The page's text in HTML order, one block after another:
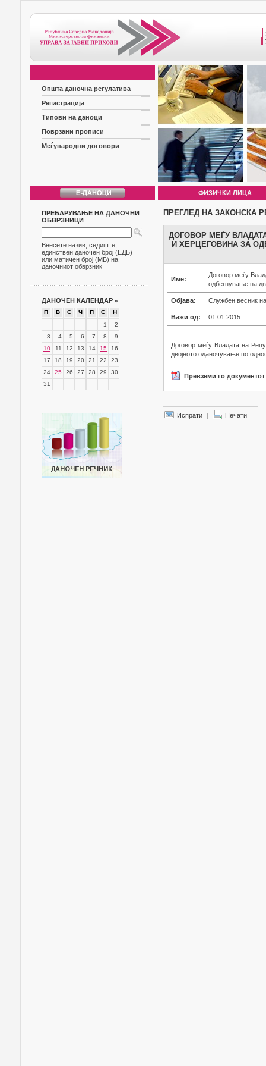
Општа даночна регулатива
Регистрација
Типови на даноци
Поврзани прописи
Меѓународни договори
ФИЗИЧКИ ЛИЦА
ПРЕБАРУВАЊЕ НА ДАНОЧНИ
ОБВРЗНИЦИ
Внесете назив, седиште,
единствен даночен број (ЕДБ)
или матичен број (МБ) на
даночниот обврзник
ДАНОЧЕН КАЛЕНДАР »
П В С Ч П С
Н
1
2
3
4 5 6 7 8
9
10
11 12 13 14 15
16
17
18 19 20 21 22
23
24
25 26 27 28 29
30
31
ПРЕГЛЕД НА ЗАКОНСКА
ДОГОВОР МЕЃУ
И ХЕРЦЕГОВИНА ЗА
Име:
Договор меѓу
одбегнување на
Објава: Службен весник
Важи од: 01.01.2015
Договор меѓу Владата на
двојното оданочување по
Превземи го документот
Испрати | Печати